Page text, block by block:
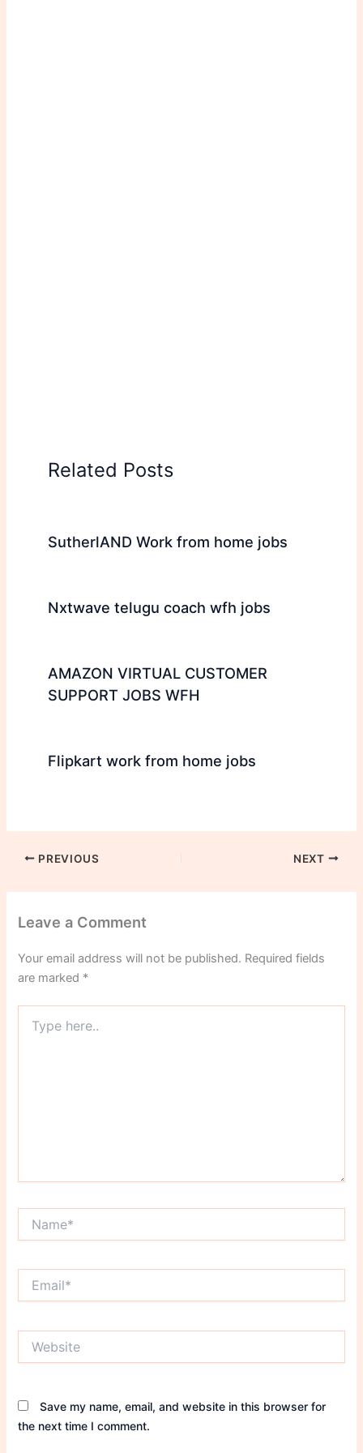
Related Posts
SutherlAND Work from home jobs
Nxtwave telugu coach wfh jobs
AMAZON VIRTUAL CUSTOMER
SUPPORT JOBS WFH
Flipkart work from home jobs
PREVIOUS NEXT
Leave a Comment
Your email address will not be published. Required fields
are marked *
here..
Save my name, email, and website in this browser for
the next time I comment.